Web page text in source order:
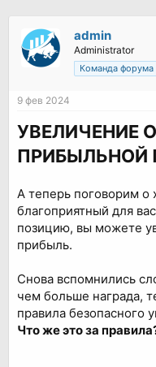
admin
Administrator
Команда форума
9 фев 2024
УВЕЛИЧЕНИЕ
ПРИБЫЛЬНОЙ
А теперь поговорим
благоприятный для
позицию, вы можете
прибыль.
Снова вспомнились
чем больше награда,
правила безопасного
Что же это за